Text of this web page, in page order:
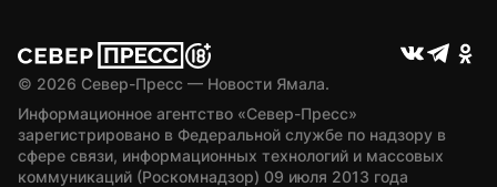
© 2026 Север-Пресс — Новости Ямала.
Информационное агентство «Север-Пресс»
зарегистрировано в Федеральной службе по надзору в
сфере связи, информационных технологий и массовых
коммуникаций (Роскомнадзор) 09 июля 2013 года